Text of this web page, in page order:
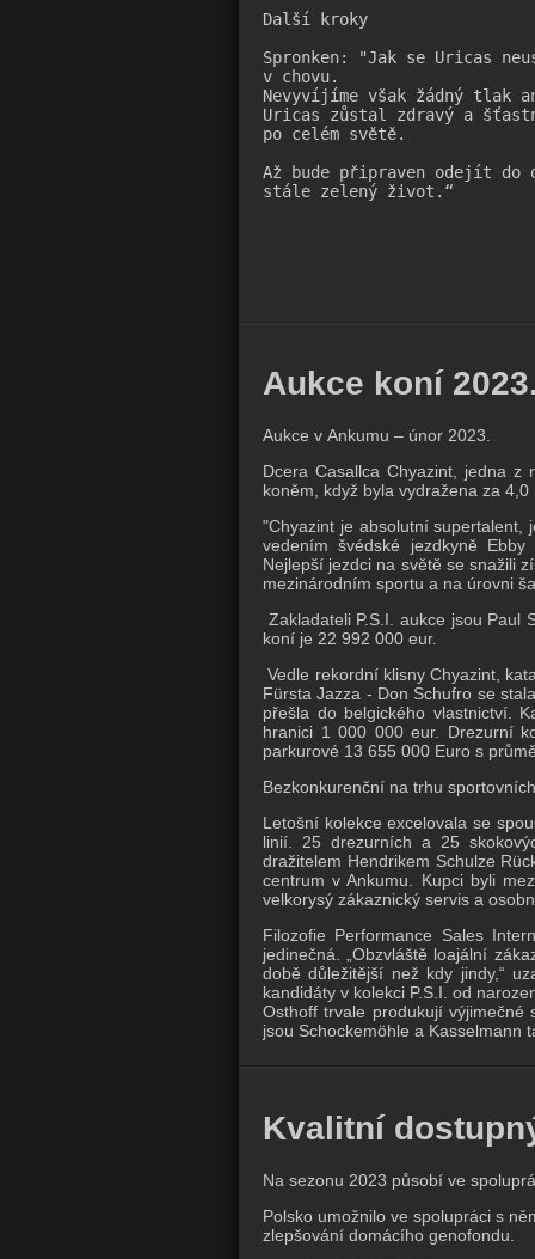
Další kroky
Spronken: "Jak se Uricas
v chovu.
Nevyvíjíme však žádný tlak
Uricas zůstal zdravý a
po celém světě.
Až bude připraven odejít do
stále zelený život.“
Aukce koní
Aukce v Ankumu – únor 2023.
Dcera Casallca Chyazint, jedna z
koněm, když byla vydražena za
"Chyazint je absolutní supertalent,
vedením švédské jezdkyně
Nejlepší jezdci na světě se snažili
mezinárodním sportu a na úrovni
Zakladateli P.S.I. aukce jsou Paul
koní je 22 992 000 eur.
Vedle rekordní klisny Chyazint,
Fürsta Jazza - Don Schufro se
přešla do belgického vlastnictví.
hranici 1 000 000 eur. Drezurní
parkurové 13 655 000 Euro s
Bezkonkurenční na trhu
Letošní kolekce excelovala se
linií. 25 drezurních a 25
dražitelem Hendrikem Schulze
centrum v Ankumu. Kupci byli
velkorysý zákaznický servis a
Filozofie Performance Sales
jedinečná. „Obzvláště loajální
době důležitější než kdy jindy,“
kandidáty v kolekci P.S.I. od
Osthoff trvale produkují
jsou Schockemöhle a Kasselmann
Kvalitní
Na sezonu 2023 působí ve
Polsko umožnilo ve spolupráci s
zlepšování domácího genofondu.